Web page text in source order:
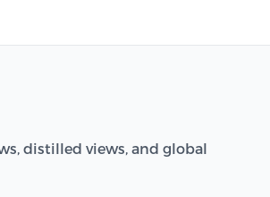
distilled views, and global